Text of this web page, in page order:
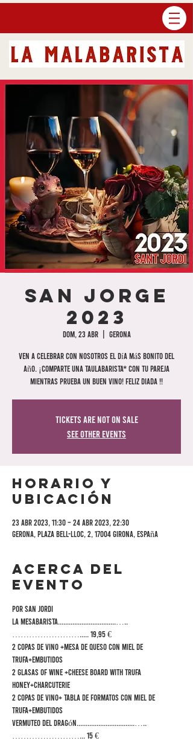
San Jorge
2023
dom, 23 abr
  |
Gerona
Ven a celebrar con nosotros el día más bonito del
año. ¡Comparte una Taulabarista* con tu pareja
mientras prueba un buen vino! Feliz diada !!
Tickets are not on sale
See other events
Horario y
ubicación
23 abr 2023, 11:30 – 24 abr 2023, 22:30
Gerona, Plaza Bell-Lloc, 2, 17004 Girona, España
Acerca del
evento
POR SAN JORDI
LA Mesabarista................................…..
……………………..... 19,95 €
2 copas de vino +mesa de queso con miel de
trufa+embutidos
2 glasas of wine +cheese board with trufa
honey+charcuterie
2 copas de vino+ tabla de formatos con miel de
trufa+embutidos
Vermuteo del Dragón................................…..
……………………... 15 €